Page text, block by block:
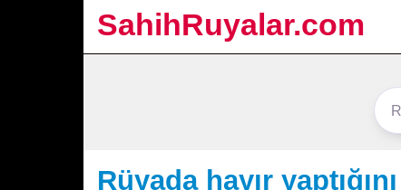
SahihRuyalar.com
Rüyada hayır